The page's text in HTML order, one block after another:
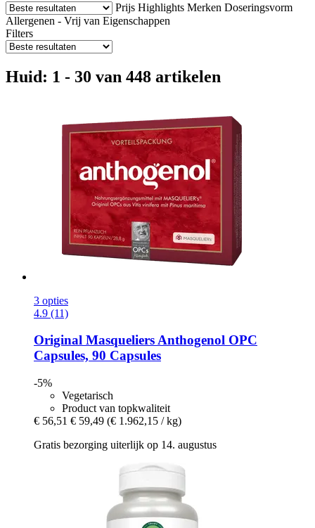
Prijs Highlights Merken Doseringsvorm
Allergenen - Vrij van Eigenschappen
Filters
Huid: 1 - 30 van 448 artikelen
3 opties
4.9 (11)
Original MasqueliersAnthogenol OPC
Capsules, 90 Capsules
-5%
Vegetarisch
Product van topkwaliteit
€ 56,51 € 59,49 (€ 1.962,15 / kg)
Gratis bezorging uiterlijk op 14. augustus